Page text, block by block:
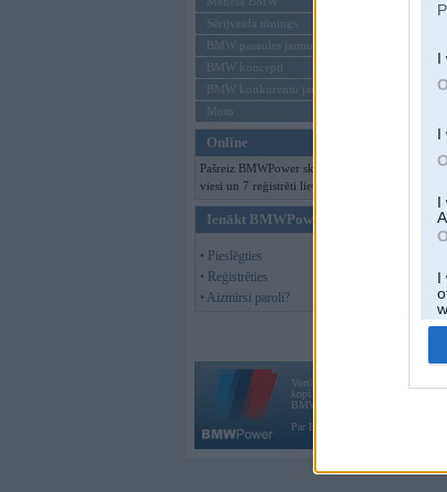
I
I
I
I
Sērijveida tūnings
BMW pasaules jaunumi
BMW koncepti
BMW konkurentu jaunumi
Moto
Online
Pašreiz BMWPower skatās 167
viesi un 7 reģistrēti lietotāji.
Ienākt BMWPower
• Pieslēgties
• Reģistrēties
• Aizmirsi paroli?
Vortāls BMWPower.lv darbojas
kopš 2002. gada 14. maija. Tas
BMW AG.
Par BMWPower